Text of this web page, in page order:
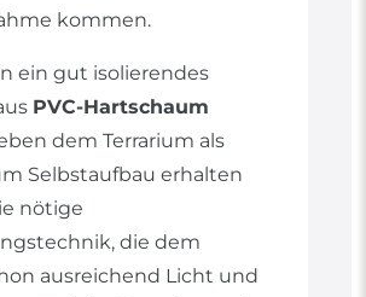
kommen.
ein gut isolierendes
PVC-Hartschaum
dem Terrarium als
Selbstaufbau erhalten
nötige
die dem
ausreichend Licht und